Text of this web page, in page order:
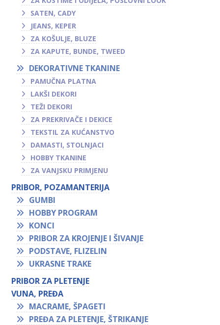
SATEN, CADY
JEANS, KEPER
ZA KOŠULJE, BLUZE
ZA KAPUTE, BUNDE, TWEED
DEKORATIVNE TKANINE
PAMUČNA PLATNA
LAKŠI DEKORI
TEŽI DEKORI
ZA PREKRIVAČE I DEKICE
TEKSTIL ZA KUĆANSTVO
DAMASTI, STOLNJACI
HOBBY TKANINE
ZA VANJSKU PRIMJENU
PRIBOR, POZAMANTERIJA
GUMBI
HOBBY PROGRAM
KONCI
PRIBOR ZA KROJENJE I ŠIVANJE
PODSTAVE, FLIZELIN
UKRASNE TRAKE
PRIBOR ZA PLETENJE
VUNA, PREĐA
MACRAME, ŠPAGETI
PREĐA ZA PLETENJE, ŠTRIKANJE